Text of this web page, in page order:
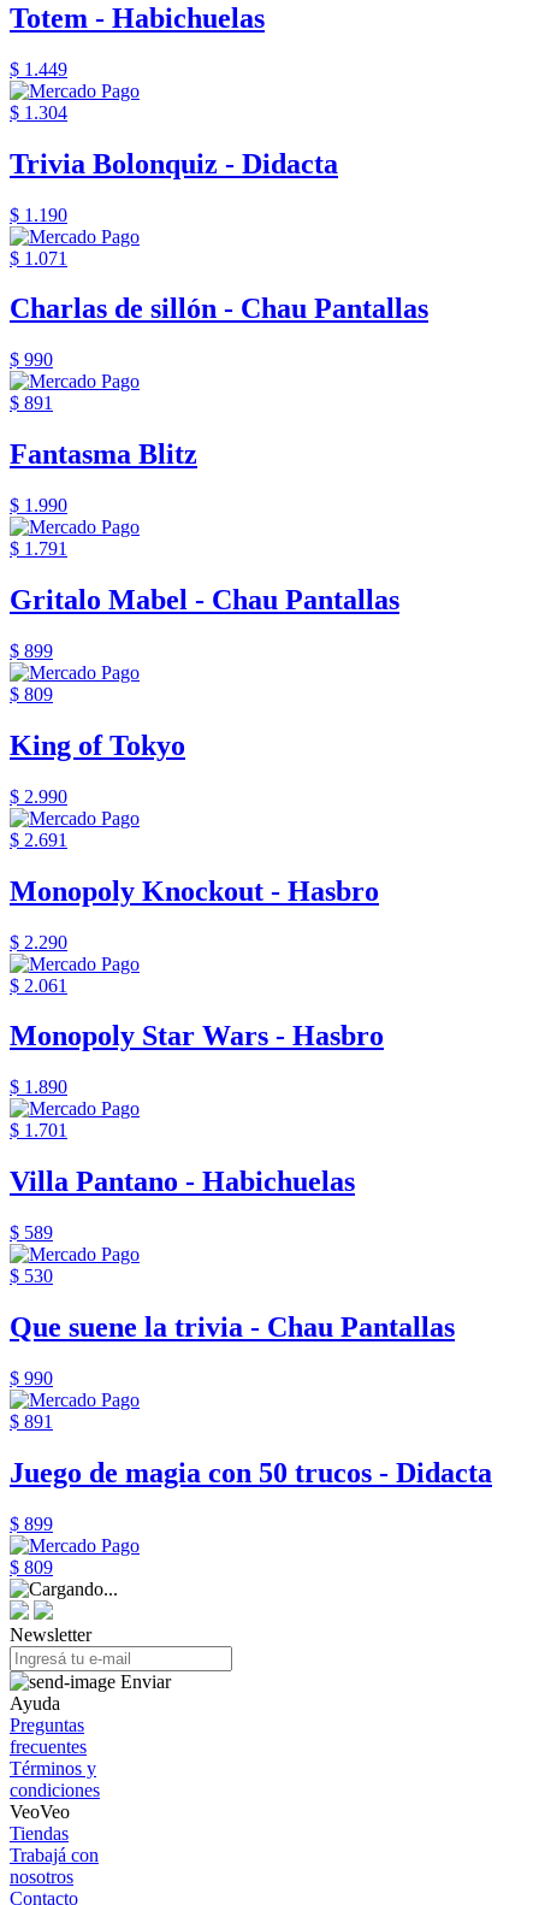
Totem - Habichuelas
$ 1.449
$ 1.304
Trivia Bolonquiz - Didacta
$ 1.190
$ 1.071
Charlas de sillón - Chau Pantallas
$ 990
$ 891
Fantasma Blitz
$ 1.990
$ 1.791
Gritalo Mabel - Chau Pantallas
$ 899
$ 809
King of Tokyo
$ 2.990
$ 2.691
Monopoly Knockout - Hasbro
$ 2.290
$ 2.061
Monopoly Star Wars - Hasbro
$ 1.890
$ 1.701
Villa Pantano - Habichuelas
$ 589
$ 530
Que suene la trivia - Chau Pantallas
$ 990
$ 891
Juego de magia con 50 trucos - Didacta
$ 899
$ 809
Newsletter
Enviar
Ayuda
Preguntas
frecuentes
Términos y
condiciones
VeoVeo
Tiendas
Trabajá con
nosotros
Contacto